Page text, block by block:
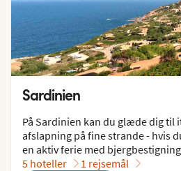
Sardinien
På Sardinien kan du glæde dig
afslapning på fine strande - hvis
en aktiv ferie med
5 hoteller
1 rejsemål